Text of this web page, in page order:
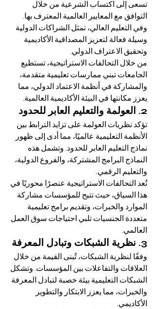
تسعى إلى اكتساب الشرعية من خلال
التوافق مع المعايير العالمية المعترف بها.
وفي التعليم العالي، تمثل الشراكات الدولية
وسيلة فعالة لتعزيز المصداقية الأكاديمية
وتحقيق الاعتراف الدولي.
من خلال التحالفات الاستراتيجية، تستطيع
الجامعات تبني ممارسات تعليمية متقدمة،
والمشاركة في أنظمة الاعتماد الدولي، مما
يعزز مكانتها في البيئة الأكاديمية العالمية.
2. العولمة والتعليم العابر للحدود
تؤكد نظريات العولمة على تزايد الترابط بين
الأنظمة التعليمية عالميًا، مما أدى إلى ظهور
نماذج التعليم العابر للحدود. وتشمل هذه
النماذج البرامج المشتركة، والفروع الدولية،
والتعليم الرقمي.
تُعد التحالفات الاستراتيجية عنصرًا محوريًا في
هذا السياق، حيث تتيح للمؤسسات مشاركة
الموارد والخبرات، وتقديم برامج تعليمية
متعددة الجنسيات تلبي احتياجات سوق العمل
العالمي.
3. نظرية الشبكات وتبادل المعرفة
وفقًا لنظرية الشبكات، تُبنى القيمة من خلال
العلاقات والتفاعلات بين المؤسسات. وتشكل
الشبكات التعليمية بيئة خصبة لتبادل المعرفة
والخبرات، مما يعزز الابتكار والتطوير
الأكاديمي.